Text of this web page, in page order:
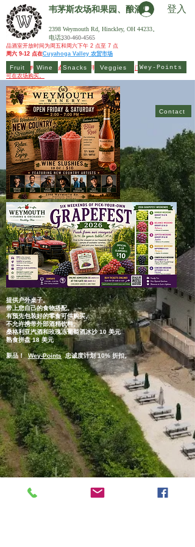
登入
韦茅斯农场和果园、 酿酒厂
330-460-4565
2398 Weymouth Rd, Hinckley, OH 44233。
电话。
品酒室开放时间为周五和周六下午 2 点至 7 点
周六 9-12 点在Cuyahoga Valley 农贸市场
每周日下午 1 点至 5 点，您可以亲手采摘鲜食葡萄。 门票可提前购买，也
可在农场购买。
Wey-Points
Veggies
Snacks
Wine
Fruit
Contact
提供户外桌子。
带上您自己的食物搭配。
有预先包装好的零食可供购买。
不允许携带外部酒精饮料。
桑格利亚汽酒和玫瑰冻葡萄酒冰沙 10 美元
熟食拼盘 18 美元
新品！ Wey-Points 忠诚度计划 10% 折扣。